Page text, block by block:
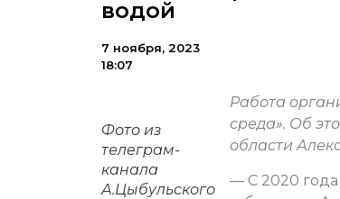
водой
7 ноября, 2023
18:07
Фото из
телеграм-
канала
А.Цыбульского
Работа
среда». Об
области
— С 2020